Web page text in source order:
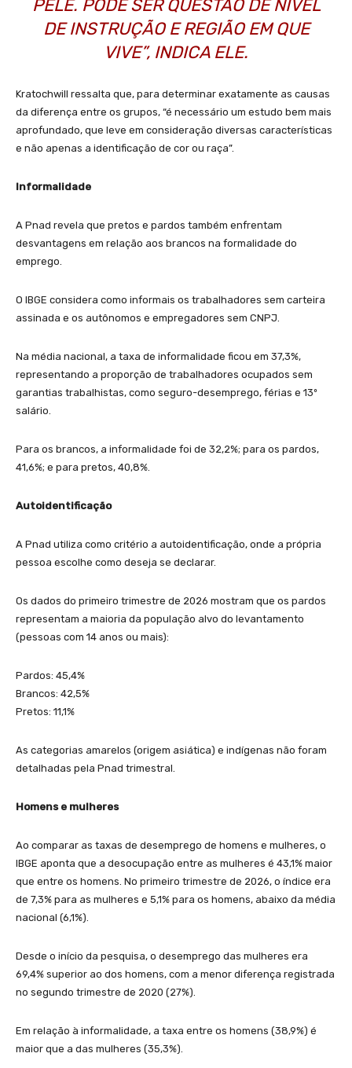
PELE. PODE SER QUESTÃO DE NÍVEL
DE INSTRUÇÃO E REGIÃO EM QUE
VIVE”, INDICA ELE.
Kratochwill ressalta que, para determinar exatamente as causas
da diferença entre os grupos, “é necessário um estudo bem mais
aprofundado, que leve em consideração diversas características
e não apenas a identificação de cor ou raça”.
Informalidade
A Pnad revela que pretos e pardos também enfrentam
desvantagens em relação aos brancos na formalidade do
emprego.
O IBGE considera como informais os trabalhadores sem carteira
assinada e os autônomos e empregadores sem CNPJ.
Na média nacional, a taxa de informalidade ficou em 37,3%,
representando a proporção de trabalhadores ocupados sem
garantias trabalhistas, como seguro-desemprego, férias e 13º
salário.
Para os brancos, a informalidade foi de 32,2%; para os pardos,
41,6%; e para pretos, 40,8%.
Autoidentificação
A Pnad utiliza como critério a autoidentificação, onde a própria
pessoa escolhe como deseja se declarar.
Os dados do primeiro trimestre de 2026 mostram que os pardos
representam a maioria da população alvo do levantamento
(pessoas com 14 anos ou mais):
Pardos: 45,4%
Brancos: 42,5%
Pretos: 11,1%
As categorias amarelos (origem asiática) e indígenas não foram
detalhadas pela Pnad trimestral.
Homens e mulheres
Ao comparar as taxas de desemprego de homens e mulheres, o
IBGE aponta que a desocupação entre as mulheres é 43,1% maior
que entre os homens. No primeiro trimestre de 2026, o índice era
de 7,3% para as mulheres e 5,1% para os homens, abaixo da média
nacional (6,1%).
Desde o início da pesquisa, o desemprego das mulheres era
69,4% superior ao dos homens, com a menor diferença registrada
no segundo trimestre de 2020 (27%).
Em relação à informalidade, a taxa entre os homens (38,9%) é
maior que a das mulheres (35,3%).